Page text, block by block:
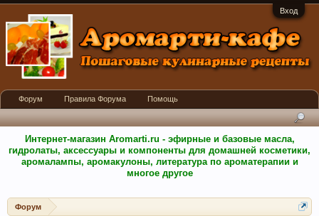
Вход
Интернет-магазин Aromarti.ru - эфирные и базовые масла,
гидролаты, аксессуары и компоненты для домашней косметики,
аромалампы, аромакулоны, литература по ароматерапии и
многое другое
Форум
Форум Правила Форума Помощь